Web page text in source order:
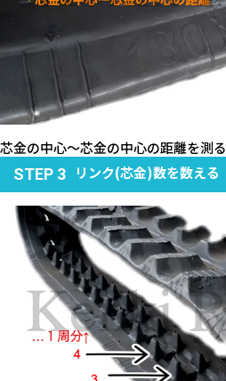
芯金の中心～芯金の中心の距離を測る
STEP 3
リンク(芯金)数を数える